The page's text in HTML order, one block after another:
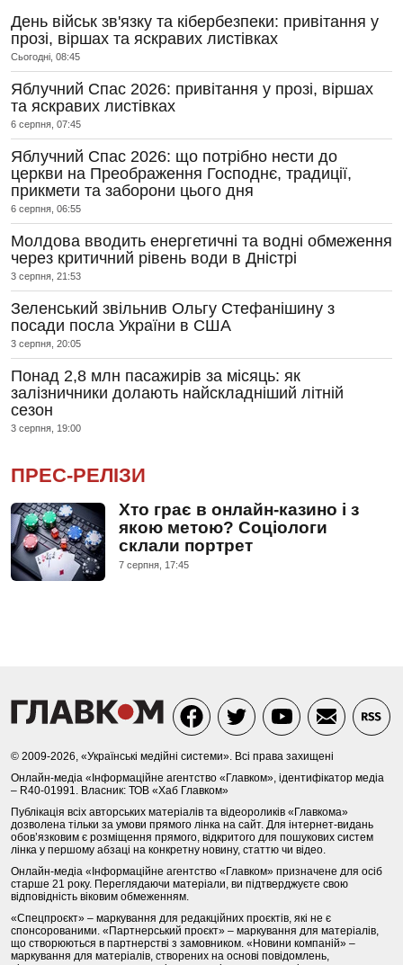
День військ зв'язку та кібербезпеки: привітання у
прозі, віршах та яскравих листівках
Сьогодні, 08:45
Яблучний Спас 2026: привітання у прозі, віршах
та яскравих листівках
6 серпня, 07:45
Яблучний Спас 2026: що потрібно нести до
церкви на Преображення Господнє, традиції,
прикмети та заборони цього дня
6 серпня, 06:55
Молдова вводить енергетичні та водні обмеження
через критичний рівень води в Дністрі
3 серпня, 21:53
Зеленський звільнив Ольгу Стефанішину з
посади посла України в США
3 серпня, 20:05
Понад 2,8 млн пасажирів за місяць: як
залізничники долають найскладніший літній
сезон
3 серпня, 19:00
ПРЕС-РЕЛІЗИ
Хто грає в онлайн-казино і з
якою метою? Соціологи
склали портрет
7 серпня, 17:45
© 2009-2026, «Українські медійні системи». Всі права захищені
Онлайн-медіа «Інформаційне агентство «Главком», ідентифікатор медіа
– R40-01991. Власник: ТОВ «Хаб Главком»
Публікація всіх авторських матеріалів та відеороликів «Главкома»
дозволена тільки за умови прямого лінка на сайт. Для інтернет-видань
обов’язковим є розміщення прямого, відкритого для пошукових систем
лінка у першому абзаці на конкретну новину, статтю чи відео.
Онлайн-медіа «Інформаційне агентство «Главком» призначене для осіб
старше 21 року. Переглядаючи матеріали, ви підтверджуєте свою
відповідність віковим обмеженням.
«Спецпроєкт» – маркування для редакційних проєктів, які не є
спонсорованими. «Партнерський проєкт» – маркування для матеріалів,
що створюються в партнерстві з замовником. «Новини компаній» –
маркування для матеріалів, створених на основі повідомлень,